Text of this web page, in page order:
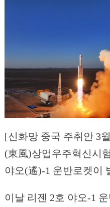
[신화망 중국 주취안 3
(東風)상업우주혁신시
야오(遙)-1 운반로켓이
이날 리젠 2호 야오-1